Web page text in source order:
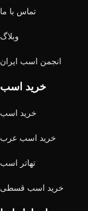
تماس با ما
وبلاگ
انجمن اسب ایران
خرید اسب
خرید اسب
خرید اسب عرب
تهاتر اسب
خرید اسب قسطی